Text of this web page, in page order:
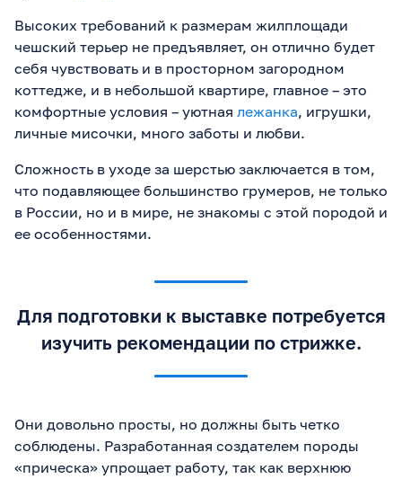
Высоких требований к размерам жилплощади
чешский терьер не предъявляет, он отлично будет
себя чувствовать и в просторном загородном
коттедже, и в небольшой квартире, главное – это
комфортные условия – уютная лежанка, игрушки,
личные мисочки, много заботы и любви.
Сложность в уходе за шерстью заключается в том,
что подавляющее большинство грумеров, не только
в России, но и в мире, не знакомы с этой породой и
ее особенностями.
Для подготовки к выставке потребуется
изучить рекомендации по стрижке.
Они довольно просты, но должны быть четко
соблюдены. Разработанная создателем породы
«прическа» упрощает работу, так как верхнюю